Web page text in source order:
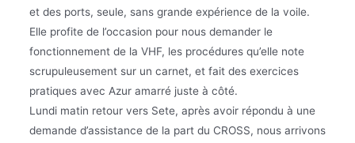
et des ports, seule, sans grande expérience de la voile.
Elle profite de l’occasion pour nous demander le
fonctionnement de la VHF, les procédures qu’elle note
scrupuleusement sur un carnet, et fait des exercices
pratiques avec Azur amarré juste à côté.
Lundi matin retour vers Sete, après avoir répondu à une
demande d’assistance de la part du CROSS, nous arrivons